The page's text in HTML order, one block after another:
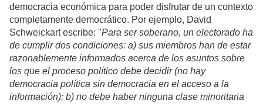
democracia económica para poder disfrutar de un contexto
completamente democrático. Por ejemplo, David
Schweickart escribe: "Para ser soberano, un electorado ha
de cumplir dos condiciones: a) sus miembros han de estar
razonablemente informados acerca de los asuntos sobre
los que el proceso político debe decidir (no hay
democracia política sin democracia en el acceso a la
información); b) no debe haber ninguna clase minoritaria